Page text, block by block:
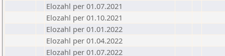
Elozahl per 01.07.2021
Elozahl per 01.10.2021
Elozahl per 01.01.2022
Elozahl per 01.04.2022
Elozahl per 01.07.2022